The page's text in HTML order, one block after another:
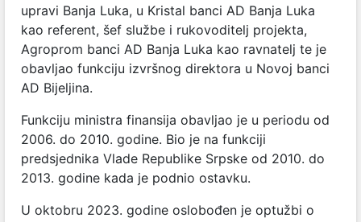
upravi Banja Luka, u Kristal banci AD Banja Luka
kao referent, šef službe i rukovoditelj projekta,
Agroprom banci AD Banja Luka kao ravnatelj te je
obavljao funkciju izvršnog direktora u Novoj banci
AD Bijeljina.
Funkciju ministra finansija obavljao je u periodu od
2006. do 2010. godine. Bio je na funkciji
predsjednika Vlade Republike Srpske od 2010. do
2013. godine kada je podnio ostavku.
U oktobru 2023. godine oslobođen je optužbi o